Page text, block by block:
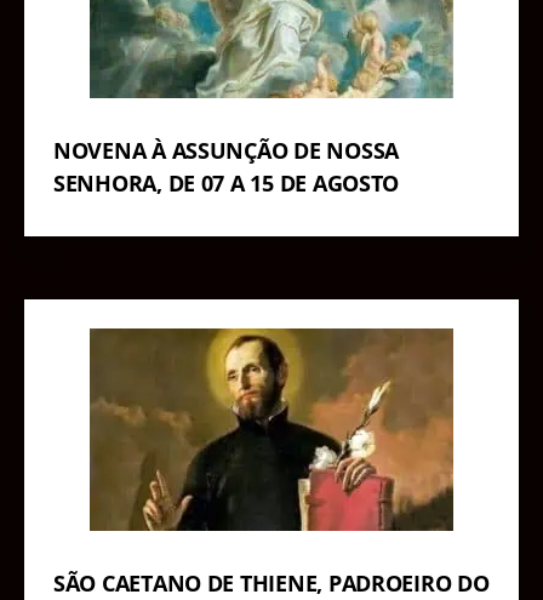
NOVENA À ASSUNÇÃO DE NOSSA
SENHORA, DE 07 A 15 DE AGOSTO
SÃO CAETANO DE THIENE, PADROEIRO DO